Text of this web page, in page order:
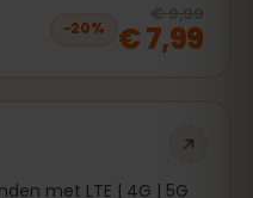
−20%
€ 9,99
€ 7,99
met LTE | 4G | 5G